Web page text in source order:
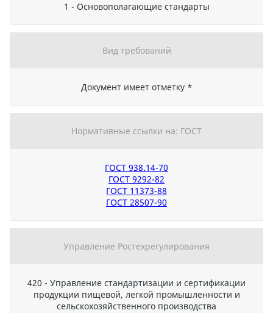
1 - Основополагающие стандарты
Вид требований
Документ имеет отметку *
Нормативные ссылки на: ГОСТ
ГОСТ 938.14-70
ГОСТ 9292-82
ГОСТ 11373-88
ГОСТ 28507-90
Управление Ростехрегулирования
420 - Управление стандартизации и сертификации
продукции пищевой, легкой промышленности и
сельскохозяйственного производства